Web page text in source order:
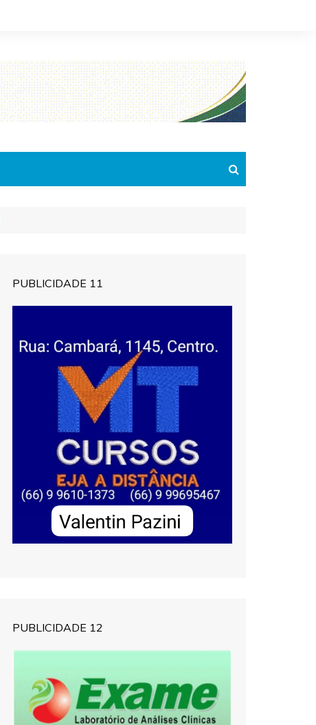
PUBLICIDADE 11
PUBLICIDADE 12